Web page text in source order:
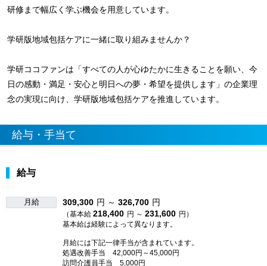
研修まで幅広く学ぶ機会を用意しています。
学研版地域包括ケアに一緒に取り組みませんか？
学研ココファンは「すべての人が心ゆたかに生きることを願い、今
日の感動・満足・安心と明日への夢・希望を提供します」の企業理
念の実現に向け、学研版地域包括ケアを推進しています。
給与・手当て
給与
月給 309,300 円 ～ 326,700 円
（基本給 218,400 円 ～ 231,600 円）
基本給は経験によって異なります。
月給には下記一律手当が含まれています。
処遇改善手当 42,000円～45,000円
訪問介護員手当 5,000円